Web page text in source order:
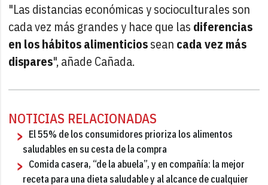
"Las distancias económicas y socioculturales son
cada vez más grandes y hace que las diferencias
en los hábitos alimenticiossean cada vez más
dispares", añade Cañada.
NOTICIAS RELACIONADAS
El 55% de los consumidores prioriza los alimentos
saludables en su cesta de la compra
Comida casera, “de la abuela”, y en compañía: la mejor
receta para una dieta saludable y al alcance de cualquier